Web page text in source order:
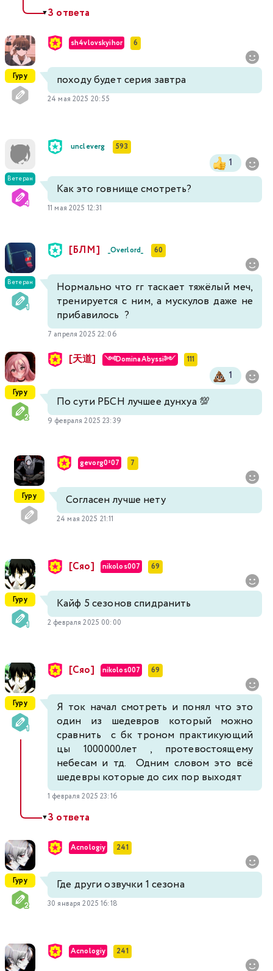
▼3 ответа
Гуру
sh4vlovskyihor 6
походу будет серия завтра
24 мая 2025 20:55
Ветеран
uncleverg 593
1
Как это говнище смотреть?
11 мая 2025 12:31
Ветеран
[БЛМ] _Overlord_ 60
Нормально что гг таскает тяжёлый меч,
тренируется с ним, а мускулов даже не
прибавилось ?
7 апреля 2025 22:06
Гуру
[天道] ༺DominaAbyssi༻ 111
1
По сути РБСН лучшее дунхуа 💯
9 февраля 2025 23:39
Гуру
gevorg0²07 7
Согласен лучше нету
24 мая 2025 21:11
Гуру
[Сяо] nikolos007 69
Кайф 5 сезонов спидранить
2 февраля 2025 00:00
Гуру
[Сяо] nikolos007 69
Я ток начал смотреть и понял что это
один из шедевров который можно
сравнить с бк троном практикующий
цы 1000000лет , протевостоящему
небесам и тд. Одним словом это всё
шедевры которые до сих пор выходят
1 февраля 2025 23:16
▼3 ответа
Гуру
Acnologiy 241
Где други озвучки 1 сезона
30 января 2025 16:18
Acnologiy 241